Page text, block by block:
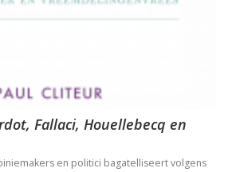
Fallaci, Houellebecq en
en politici bagatelliseert volgens